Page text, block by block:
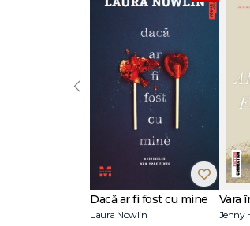
Dacă ar fi fost cu mine
Laura Nowlin Jenny
‹